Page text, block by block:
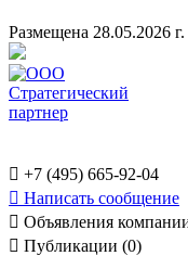
Размещена 28.05.2026 г.
 +7 (495) 665-92-04
 Написать сообщение
 Объявления
 Публикации (0)